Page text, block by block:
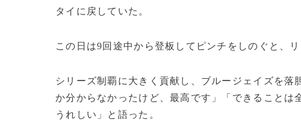
タイに戻していた。
この日は9回途中から登板してピンチをしのぐと、
シリーズ制覇に大きく貢献し、ブルージェイズを
か分からなかったけど、最高です」「できること
うれしい」と語った。